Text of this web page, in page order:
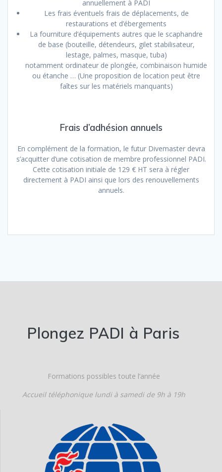
annuellement à PADI
Les frais éventuels frais de déplacements, de
restaurations et d’ébergements
La fourniture d’équipements autres que le scaphandre
de base (bouteille, détendeurs, gilet stabilisateur,
lestage, palmes, masque, tuba)
notamment ordinateur de plongée, combinaison humide
ou étanche … (Une proposition de location peut être
faîtes sur les matériels manquants)
Frais d’adhésion annuels
En complément de la formation, le futur Divemaster devra
s’acquitter d’une cotisation de membre professionnel PADI.
Cette cotisation initiale de 129 € HT sera à régler
directement à PADI ainsi que lors des renouvellements
annuels.
Plongez PADI à Paris
Formations possibles toute l’année
Accueil téléphonique lundi à samedi de 9h à 19h